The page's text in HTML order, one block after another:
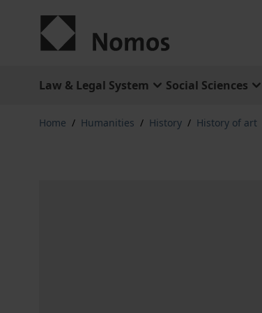
Law & Legal System Social Sciences
Home / Humanities / History / History of art